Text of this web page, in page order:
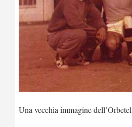
Una vecchia immagine